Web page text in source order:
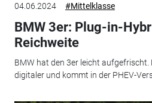
04.06.2024 #Mittelklasse
BMW 3er: Plug-in-
Reichweite
BMW hat den 3er leicht aufgefrischt.
digitaler und kommt in der PHEV-